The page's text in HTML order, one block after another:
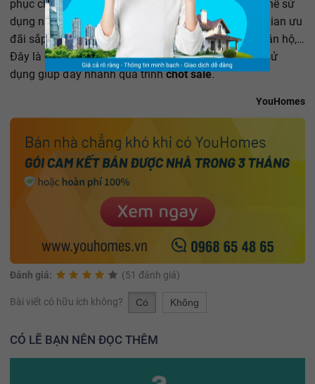
phục cho sản phẩm bạn đang tư vấn. Sale BĐS
có thể sử
dụng những câu như: Số lượng căn hộ có hạn, thời gian ưu
đãi sắp hết, sự án đang mở bán đợt cuối còn rất ít căn hộ,…
Đây là cách thức khá phổ biến được nhiều môi giới sử
dụng giúp đẩy nhanh quá trìnhchốt sale.
YouHomes
Đánh giá: (51 đánh giá)
Bài viết có hữu ích không? Có Không
CÓ LẼ BẠN NÊN ĐỌC THÊM